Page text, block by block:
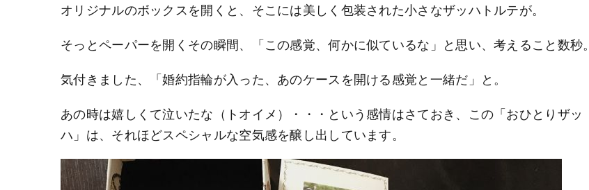
オリジナルのボックスを開くと、そこには美しく包装された小さなザッハトルテが。
そっとペーパーを開くその瞬間、「この感覚、何かに似ているな」と思い、考えること数秒。
気付きました、「婚約指輪が入った、あのケースを開ける感覚と一緒だ」と。
あの時は嬉しくて泣いたな（トオイメ）・・・という感情はさておき、この「おひとりザッ
ハ」は、それほどスペシャルな空気感を醸し出しています。